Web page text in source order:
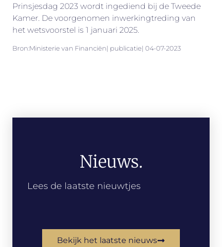
Prinsjesdag 2023 wordt ingediend bij de Tweede
Kamer. De voorgenomen inwerkingtreding van
het wetsvoorstel is 1 januari 2025.
Bron:Ministerie van Financiën| publicatie| 04-07-2023
Nieuws.
Lees de laatste nieuwtjes
Bekijk het laatste nieuws